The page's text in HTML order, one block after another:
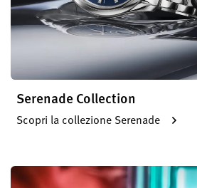
Serenade Collection
Scopri la collezione Serenade